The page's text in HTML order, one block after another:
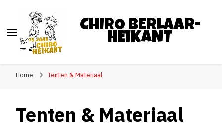
CHIRO BERLAAR-
HEIKANT
Home Tenten & Materiaal
Tenten & Materiaal